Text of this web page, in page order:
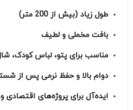
طول زیاد (بیش از 200 متر)
بافت مخملی و لطیف
مناسب برای پتو، لباس کودک،
دوام بالا و حفظ نرمی پس از
ایده‌آل برای پروژه‌های اقتصادی